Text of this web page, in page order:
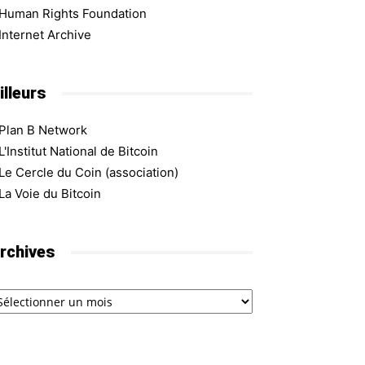
Rights Foundation
Archive
B Network
National de Bitcoin
Cercle du Coin (association)
Voie du Bitcoin